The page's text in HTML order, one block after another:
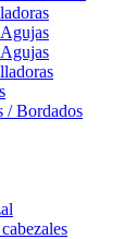
/ Bordados